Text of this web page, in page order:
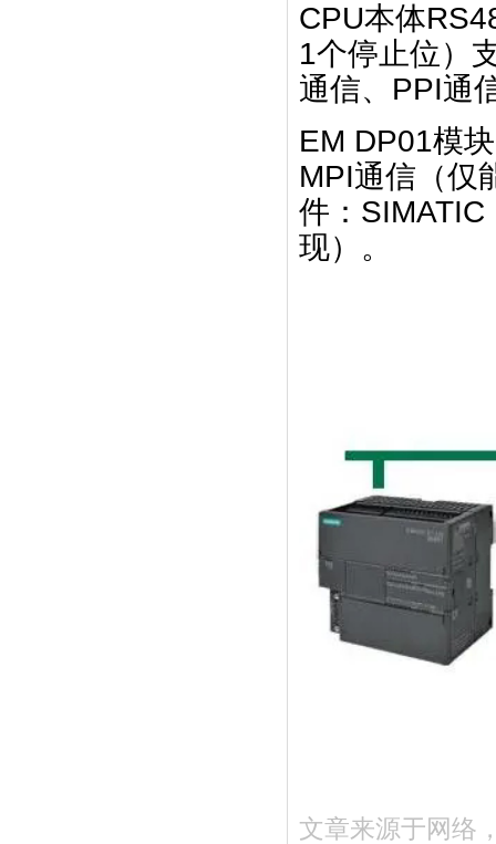
CPU本体
1个停止位）
通信、PPI通
EM DP01模
MPI通信（仅
件：
现）。
文章来源于网络